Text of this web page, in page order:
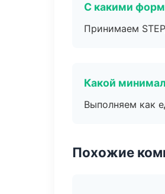
С какими
Принимаем
Какой
Выполняем как
Похожие